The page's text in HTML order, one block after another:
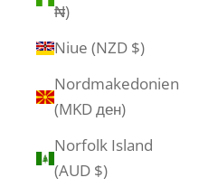
₦)
Niue (NZD $)
Nordmakedonien
(MKD ден)
Norfolk Island
(AUD $)